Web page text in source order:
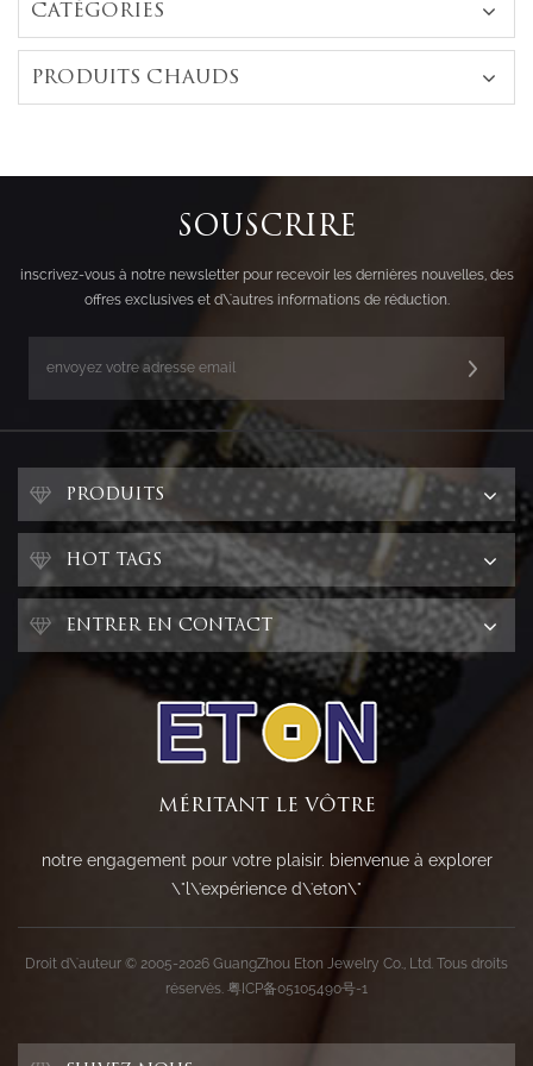
CATÉGORIES
PRODUITS CHAUDS
SOUSCRIRE
inscrivez-vous à notre newsletter pour recevoir les dernières nouvelles, des
offres exclusives et d\'autres informations de réduction.
PRODUITS
HOT TAGS
ENTRER EN CONTACT
MÉRITANT LE VÔTRE
notre engagement pour votre plaisir. bienvenue à explorer
\"l\'expérience d\'eton\"
Droit d\'auteur © 2005-2026 GuangZhou Eton Jewelry Co., Ltd. Tous droits
réservés. 粤ICP备05105490号-1